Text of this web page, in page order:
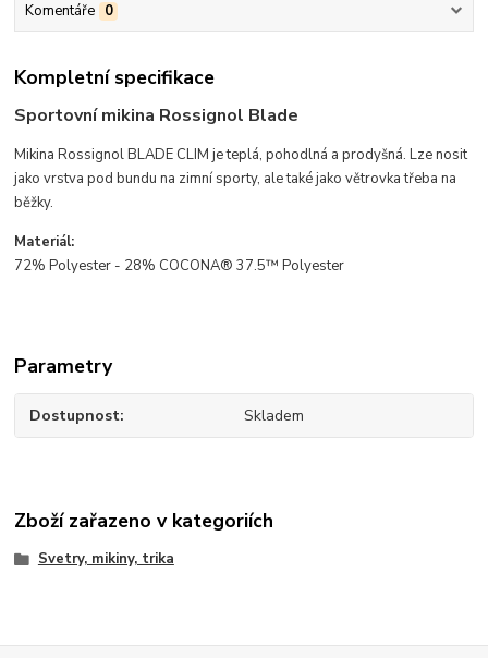
Komentáře 0
Kompletní specifikace
Sportovní mikina Rossignol Blade
Mikina Rossignol BLADE CLIM je teplá, pohodlná a prodyšná. Lze nosit
jako vrstva pod bundu na zimní sporty, ale také jako větrovka třeba na
běžky.
Materiál:
72% Polyester - 28% COCONA® 37.5™ Polyester
Parametry
Dostupnost Skladem
Zboží zařazeno v kategoriích
Svetry, mikiny, trika